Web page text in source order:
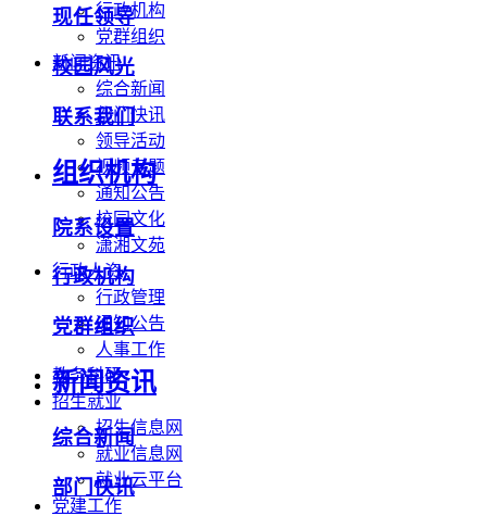
行政机构
党群组织
新闻资讯
综合新闻
部门快讯
领导活动
视频专题
通知公告
校园文化
潇湘文苑
行政人资
行政管理
通知公告
人事工作
教务科研
招生就业
招生信息网
就业信息网
就业云平台
党建工作
现任领导
校园风光
联系我们
组织机构
院系设置
行政机构
党群组织
新闻资讯
综合新闻
部门快讯